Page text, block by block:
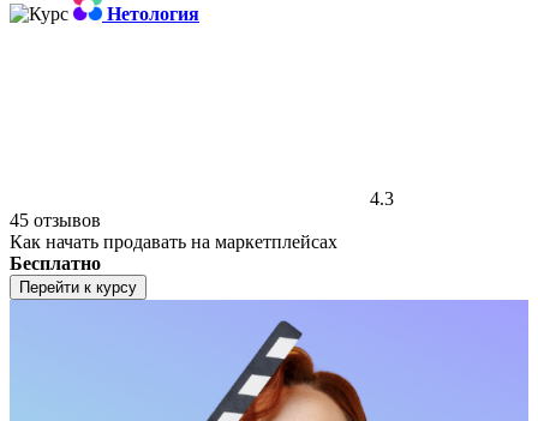
Нетология
4.3
45 отзывов
Как начать продавать на маркетплейсах
Бесплатно
Перейти к курсу